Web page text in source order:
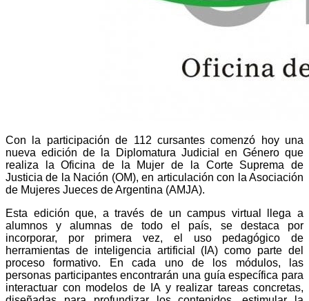
Con la participación de 112 cursantes comenzó hoy una
nueva edición de la Diplomatura Judicial en Género que
realiza la Oficina de la Mujer de la Corte Suprema de
Justicia de la Nación (OM), en articulación con la Asociación
de Mujeres Jueces de Argentina (AMJA).
Esta edición que, a través de un campus virtual llega a
alumnos y alumnas de todo el país, se destaca por
incorporar, por primera vez, el uso pedagógico de
herramientas de inteligencia artificial (IA) como parte del
proceso formativo. En cada uno de los módulos, las
personas participantes encontrarán una guía específica para
interactuar con modelos de IA y realizar tareas concretas,